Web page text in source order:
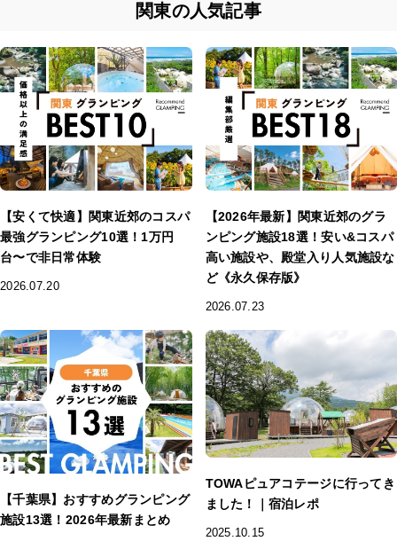
関東の人気記事
【安くて快適】関東近郊のコスパ
最強グランピング10選！1万円
台〜で非日常体験
2026.07.20
【2026年最新】関東近郊のグラ
ンピング施設18選！安い&コスパ
高い施設や、殿堂入り人気施設な
ど《永久保存版》
2026.07.23
【千葉県】おすすめグランピング
施設13選！2026年最新まとめ
TOWAピュアコテージに行ってき
ました！｜宿泊レポ
2025.10.15